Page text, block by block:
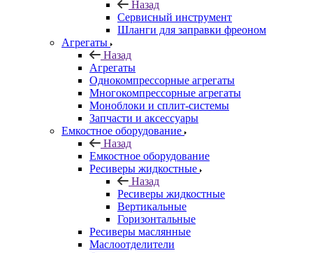
Назад
Сервисный инструмент
Шланги для заправки фреоном
Агрегаты
Назад
Агрегаты
Однокомпрессорные агрегаты
Многокомпрессорные агрегаты
Моноблоки и сплит-системы
Запчасти и аксессуары
Емкостное оборудование
Назад
Емкостное оборудование
Ресиверы жидкостные
Назад
Ресиверы жидкостные
Вертикальные
Горизонтальные
Ресиверы маслянные
Маслоотделители